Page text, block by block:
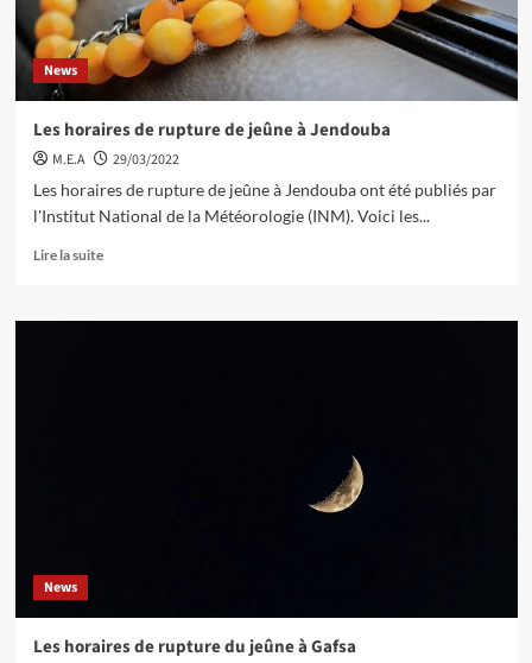
News
Les horaires de rupture de jeûne à Jendouba
M.E.A
29/03/2022
Les horaires de rupture de jeûne à Jendouba ont été publiés par
l'Institut National de la Météorologie (INM). Voici les...
Lire la suite
News
Les horaires de rupture du jeûne à Gafsa